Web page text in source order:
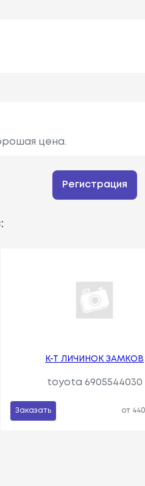
цена.
Регистрация
К-Т ЛИЧИНОК ЗАМКОВ
toyota 6905544030
Заказать от